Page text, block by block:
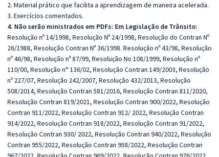
2. Material prático que facilita a aprendizagem de maneira acelerada.
3. Exercícios comentados.
4. Não serão ministrados em PDFs: Em Legislação de Trânsito:
Resolução nº 14/1998, Resolução Nº 24/1998, Resolução do Contran Nº
26/1988, Resolução Contran Nº 36/1998. Resolução nº 43/98, Resolução
nº 46/98, Resolução nº 87/99, Resolução No 108/1999, Resolução nº
110/00, Resolução n° 136/02, Resolução Contran 149/2003, Resolução
nº 227/07, Resolução 242/2007, Resolução 432/2013, Resolução
508/2014, Resolução Contran 581/2016, Resolução Contran 811/2020,
Resolução Contran 819/2021, Resolução Contran 900/2022, Resolução
Contran 911/2022, Resolução Contran 912/ 2022, Resolução Contran
914/2022, Resolução Contran 918/2022, Resolução Contran 91/2022,
Resolução Contran 930/ 2022, Resolução Contran 940/2022, Resolução
Contran 955/2022, Resolução Contran 958/2022, Resolução Contran